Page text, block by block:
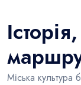
Міська культура